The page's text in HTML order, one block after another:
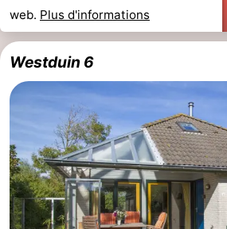
web. Plus d'informations
Westduin 6